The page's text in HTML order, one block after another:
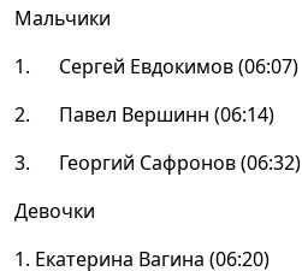
Мальчики
1. Сергей Евдокимов (06:07)
2. Павел Вершинн (06:14)
3. Георгий Сафронов (06:32)
Девочки
1. Екатерина Вагина (06:20)